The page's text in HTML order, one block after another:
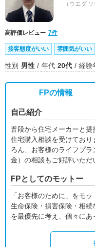
（ウエダ ソ
高評価レビュー 7件
接客態度がいい 雰囲気がいい
性別 男性 年代 20代 経験
FPの情報
自己紹介
普段から住宅メーカーと
住宅購入相談を受けてお
ろん、お客様のライフプ
金）の相談もご好評いただ
FPとしてのモットー
「お客様のために」をモ
生命保険・損害保険・相
を最優先に考え、個々にあ